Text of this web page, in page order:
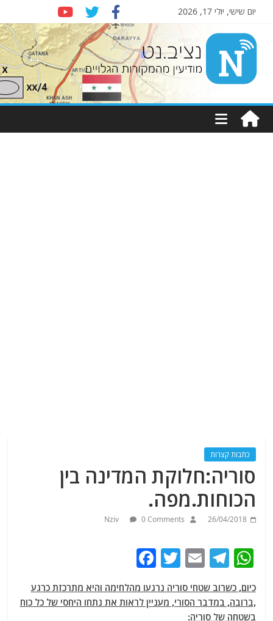
יום שישי, יולי 17, 2026
Nziv.net
מודיעין
מהמקורות
כתבות קצרות
סוריה:חלוקת המדינה בין
הכוחות.מפה.
26/04/2018
Nziv 0 Comments
W
at
T
e
E
ai
T
itt
a
c
כיום, כשרוב שטחי סוריה נרגעו מהלחימה והיא מתרכזת כרגע
,ברובה, במדבר הסורי, מעניין לראות את נתחו היחסי של כל כוח
בשטחה של סוריה: